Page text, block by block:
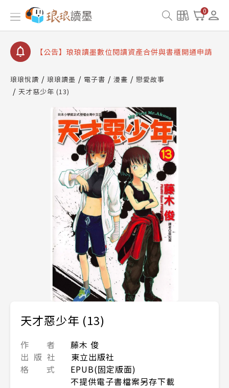
0
【公告】琅琅書店服務升級重要說明及資產合併結果
查詢
【公告】因 Readmoo 讀墨系統維護中，本站同步暫
【公告】琅琅讀墨數位閱讀資產合併與書櫃開通申請
【公告】琅琅讀墨 3 分鐘完成書櫃開通與資產合併申
請圖文教學
【公告】琅琅書店服務升級重要說明及資產合併結果
【公告】因 Readmoo 讀墨系統維護中，本站同步暫
停部分閱讀服務
琅琅悅讀 琅琅讀墨 電子書 漫畫
戀愛故事
天才惡少年 (13)
天才惡少年 (13)
作 者
藤木 俊
出 版 社
東立出版社
格 式
EPUB(固定版面)
不提供電子書檔案另存下載